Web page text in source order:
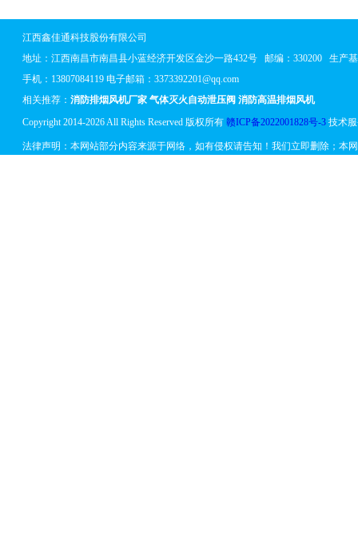
江西鑫佳通科技股份有限公司
地址： 江西南昌市南昌县小蓝经济开发区金沙一路432号邮编：330200 生产基
手机：13807084119 电子邮箱：3373392201@qq.com
相关推荐： 消防排烟风机厂家 气体灭火自动泄压阀 消防高温排烟风机
Copyright 2014-2026 All Rights Reserved 版权所有 赣ICP备2022001828号-3技术服
法律声明：本网站部分内容来源于网络，如有侵权请告知！我们立即删除；本